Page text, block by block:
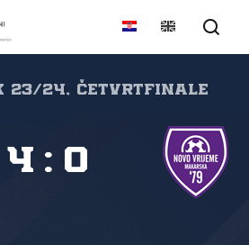
23/24, Četvrtfinale
4 : 0